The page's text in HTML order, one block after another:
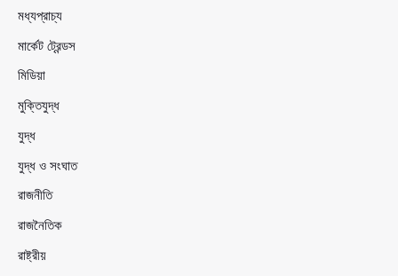
মধ্যপ্রাচ্য
মার্কেট ট্রেন্ডস
মিডিয়া
মুক্তিযুদ্ধ
যুদ্ধ
যুদ্ধ ও সংঘাত
রাজনীতি
রাজনৈতিক
রাষ্ট্রীয়